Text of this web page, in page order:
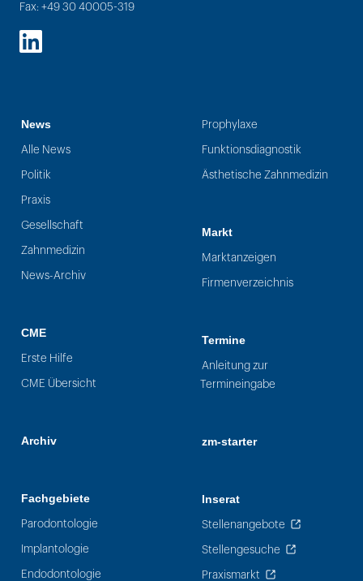
Fax: +49 30 40005-319
LinkedIn
News
Alle News
Politik
Praxis
Gesellschaft
Zahnmedizin
News-Archiv
CME
Erste Hilfe
CME Übersicht
Archiv
Fachgebiete
Parodontologie
Implantologie
Endodontologie
Prophylaxe
Funktionsdiagnostik
Ästhetische Zahnmedizin
Markt
Marktanzeigen
Firmenverzeichnis
Termine
Anleitung zur
Termineingabe
zm-starter
Inserat
Stellenangebote
Stellengesuche
Praxismarkt